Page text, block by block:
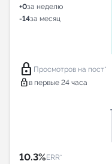
+0за неделю
-14за месяц
lock Просмотров на пост*
lock в первые 24 часа
10.3%ERR*